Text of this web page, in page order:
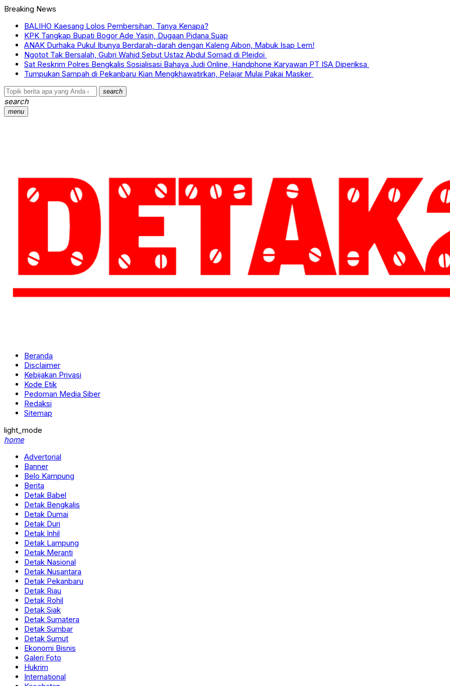
Breaking News
BALIHO Kaesang Lolos Pembersihan, Tanya Kenapa?
KPK Tangkap Bupati Bogor Ade Yasin, Dugaan Pidana Suap
ANAK Durhaka Pukul Ibunya Berdarah-darah dengan Kaleng Aibon, Mabuk Isap Lem!
Ngotot Tak Bersalah, Gubri Wahid Sebut Ustaz Abdul Somad di Pleidoi
Sat Reskrim Polres Bengkalis Sosialisasi Bahaya Judi Online, Handphone Karyawan PT ISA Diperiksa
Tumpukan Sampah di Pekanbaru Kian Mengkhawatirkan, Pelajar Mulai Pakai Masker
search
search
menu
Beranda
Disclaimer
Kebijakan Privasi
Kode Etik
Pedoman Media Siber
Redaksi
Sitemap
light_mode
home
Advertorial
Banner
Belo Kampung
Berita
Detak Babel
Detak Bengkalis
Detak Dumai
Detak Duri
Detak Inhil
Detak Lampung
Detak Meranti
Detak Nasional
Detak Nusantara
Detak Pekanbaru
Detak Riau
Detak Rohil
Detak Siak
Detak Sumatera
Detak Sumbar
Detak Sumut
Ekonomi Bisnis
Galeri Foto
Hukrim
International